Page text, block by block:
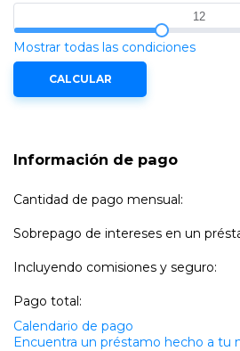
Mostrar todas las condiciones
Información de pago
Cantidad de pago mensual:
Sobrepago de intereses en un
Incluyendo comisiones y seguro:
Pago total:
Calendario de pago
Encuentra un préstamo hecho a tu